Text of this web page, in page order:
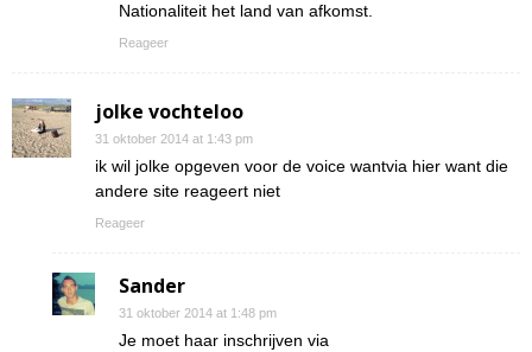
Nationaliteit het land van afkomst.
Reageer
jolke vochteloo
31 oktober 2014 at 1:43 pm
ik wil jolke opgeven voor de voice wantvia hier want die
andere site reageert niet
Reageer
Sander
31 oktober 2014 at 1:48 pm
Je moet haar inschrijven via